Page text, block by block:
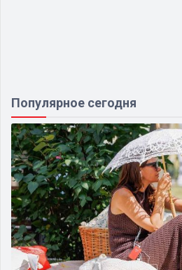
Популярное сегодня
ОБЩЕСТВО